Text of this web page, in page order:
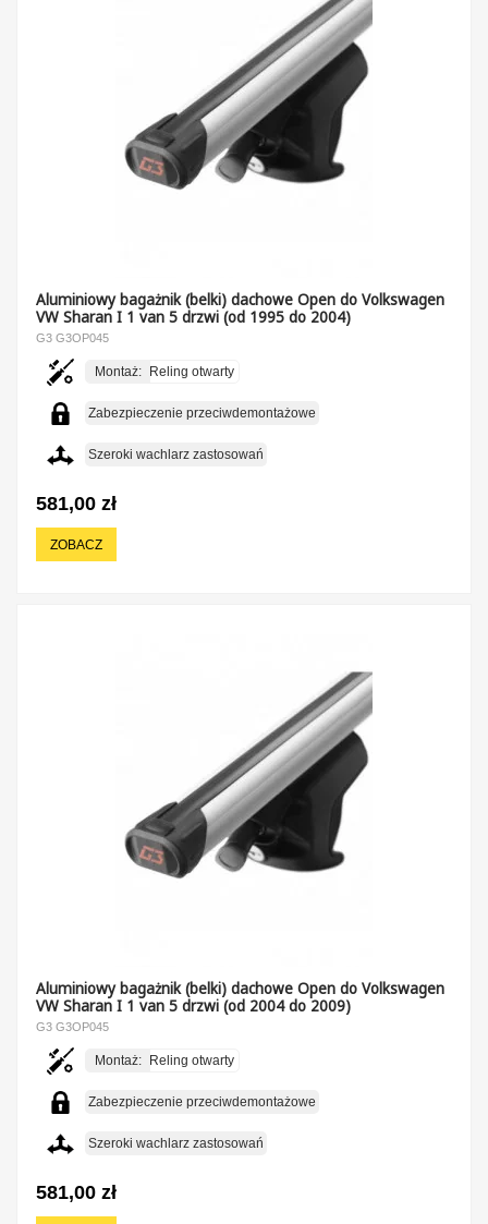
Aluminiowy bagażnik (belki) dachowe Open do Volkswagen
VW Sharan I 1 van 5 drzwi (od 1995 do 2004)
G3 G3OP045
Montaż: Reling otwarty
Zabezpieczenie przeciwdemontażowe
Szeroki wachlarz zastosowań
581,00 zł
ZOBACZ
Aluminiowy bagażnik (belki) dachowe Open do Volkswagen
VW Sharan I 1 van 5 drzwi (od 2004 do 2009)
G3 G3OP045
Montaż: Reling otwarty
Zabezpieczenie przeciwdemontażowe
Szeroki wachlarz zastosowań
581,00 zł